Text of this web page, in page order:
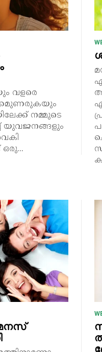
വളരെ
നമ്മുടെ
യുവജനങ്ങളും
മനസ്